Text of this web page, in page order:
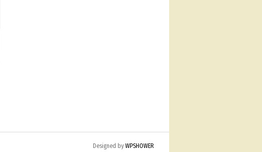
Designed by WPSHOWER